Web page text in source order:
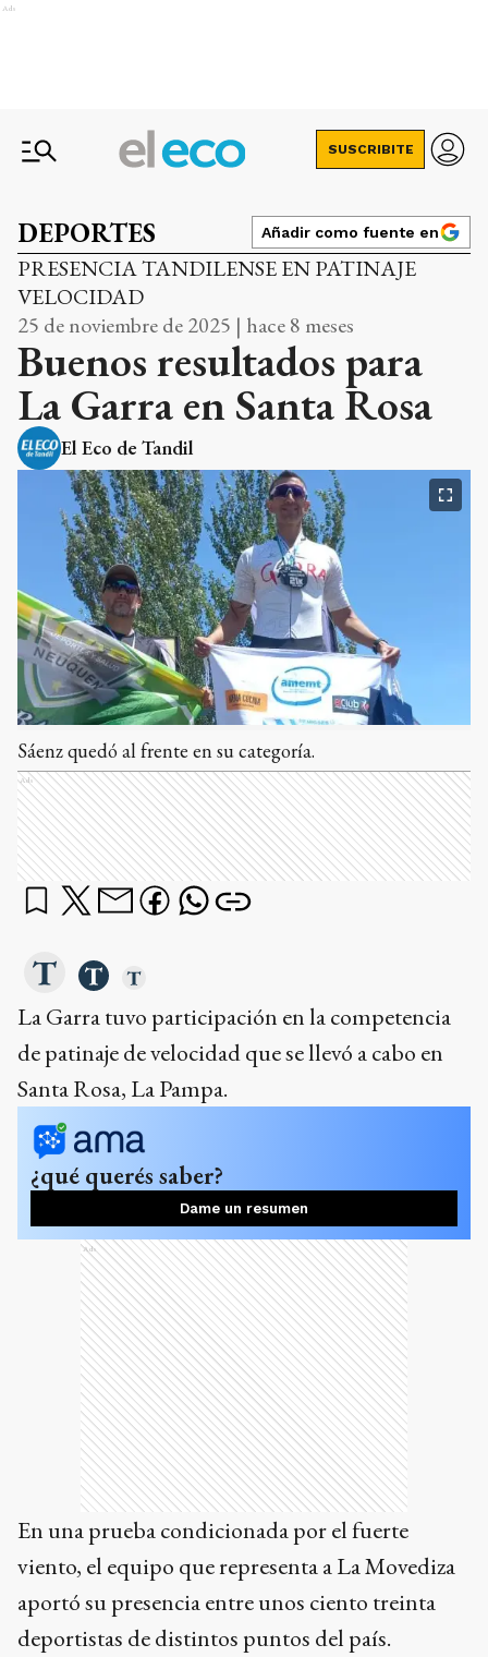
Ads
SUSCRIBITE
DEPORTES Añadir como fuente en
PRESENCIA TANDILENSE EN PATINAJE
VELOCIDAD
25 de noviembre de 2025 | hace 8 meses
Buenos resultados para
La Garra en Santa Rosa
El Eco de Tandil
Sáenz quedó al frente en su categoría.
Ads
La Garra tuvo participación en la competencia
de patinaje de velocidad que se llevó a cabo en
Santa Rosa, La Pampa.
¿qué querés saber?
Dame un resumen
Ads
En una prueba condicionada por el fuerte
viento, el equipo que representa a La Movediza
aportó su presencia entre unos ciento treinta
deportistas de distintos puntos del país.